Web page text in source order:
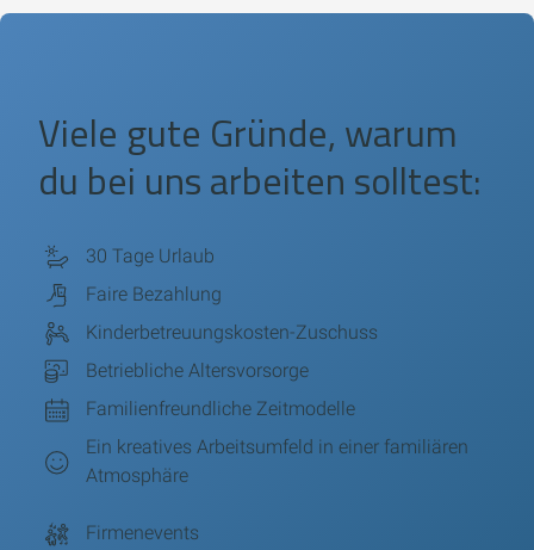
Viele gute Gründe, warum
du bei uns arbeiten solltest:
30 Tage Urlaub
Faire Bezahlung
Kinderbetreuungskosten-Zuschuss
Betriebliche Altersvorsorge
Familienfreundliche Zeitmodelle
Ein kreatives Arbeitsumfeld in einer familiären
Atmosphäre
Firmenevents